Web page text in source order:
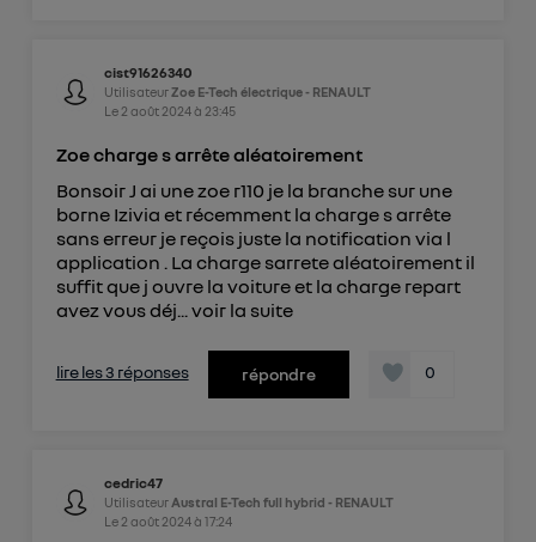
cist91626340
UtilisateurZoe E-Tech électrique - RENAULT
Le 2 août 2024à 23:45
Zoe charge s arrête aléatoirement
Bonsoir J ai une zoe r110 je la branche sur une
borne Izivia et récemment la charge s arrête
sans erreur je reçois juste la notification via l
application . La charge sarrete aléatoirement il
suffit que j ouvre la voiture et la charge repart
avez vous déj...voir la suite
lire les 3 réponses répondre 0
cedric47
Utilisateur Austral E-Tech full hybrid - RENAULT
Le 2 août 2024à 17:24